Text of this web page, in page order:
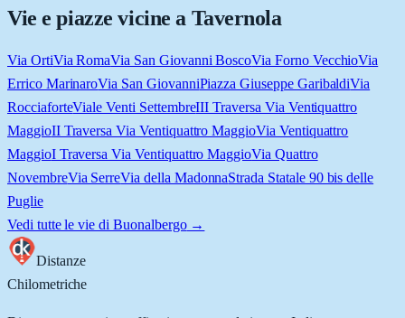
Vie e piazze vicine a Tavernola
Via OrtiVia RomaVia San Giovanni BoscoVia Forno VecchioVia
Errico MarinaroVia San GiovanniPiazza Giuseppe GaribaldiVia
RocciaforteViale Venti SettembreIII Traversa Via Ventiquattro
MaggioII Traversa Via Ventiquattro MaggioVia Ventiquattro
MaggioI Traversa Via Ventiquattro MaggioVia Quattro
NovembreVia SerreVia della MadonnaStrada Statale 90 bis delle
Puglie
Vedi tutte le vie di Buonalbergo→
Distanze
Chilometriche